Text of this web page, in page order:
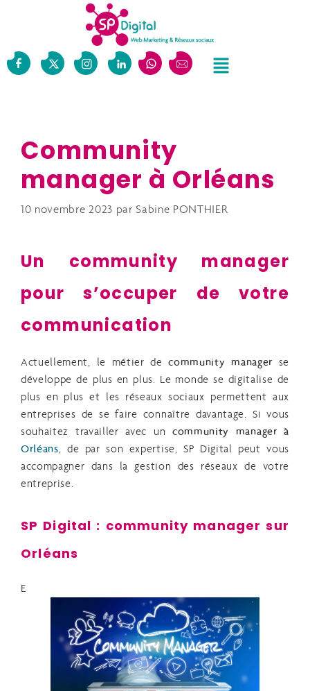
Community
manager à Orléans
10 novembre 2023 parSabine PONTHIER
Un community manager
pour s’occuper de votre
communication
Actuellement, le métier decommunity manager se
développe de plus en plus. Le monde se digitalise de
plus en plus et les réseaux sociaux permettent aux
entreprises de se faire connaître davantage. Si vous
souhaitez travailler avec un community manager à
Orléans, de par son expertise, SP Digital peut vous
accompagner dans la gestion des réseaux de votre
entreprise.
SP Digital : community manager sur
Orléans
E